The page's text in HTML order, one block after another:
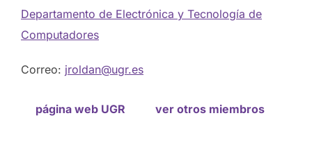
Departamento de Electrónica y Tecnología de
Computadores
Correo: jroldan@ugr.es
página web UGR ver otros miembros